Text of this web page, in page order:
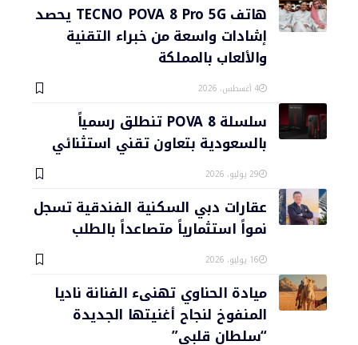
هاتف TECNO POVA 8 Pro 5G يحصد
إشادات واسعة من خبراء التقنية
والألعاب بالمملكة
4 أغسطس، 2026
سلسلة POVA 8 تنطلق رسمياً
بالسعودية بتعاون تقني استثنائي
29 يوليو، 2026
عقارات دبي السكنية الفندقية تسجل
نمواً استثمارياً متصاعداً بالطلب
16 يوليو، 2026
ميادة الحناوي تهنىء الفنانة ناديا
المنفوخ لنجاح أغنيتها الجديدة
“سلطان قلبي”